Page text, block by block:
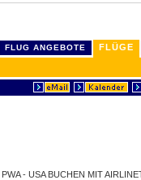
FLUG ANGEBOTE FLÜGE
- USA BUCHEN MIT